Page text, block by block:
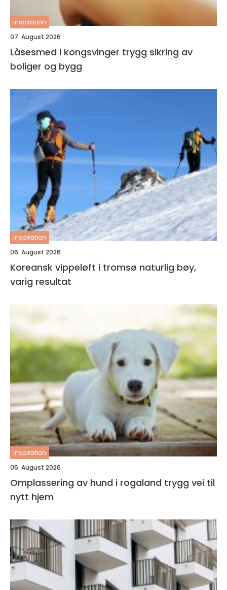
inspiration
07. August 2026
Låsesmed i kongsvinger trygg sikring av
boliger og bygg
inspiration
06. August 2026
Koreansk vippeløft i tromsø naturlig bøy,
varig resultat
inspiration
05. August 2026
Omplassering av hund i rogaland trygg vei til
nytt hjem